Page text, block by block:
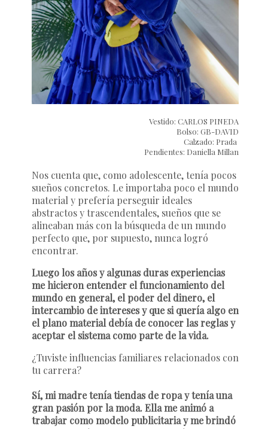
Vestido: CARLOS PINEDA
Bolso: GB-DAVID
Calzado: Prada
Pendientes: Daniella Millan
Nos cuenta que, como adolescente, tenía pocos
sueños concretos. Le importaba poco el mundo
material y prefería perseguir ideales
abstractos y trascendentales, sueños que se
alineaban más con la búsqueda de un mundo
perfecto que, por supuesto, nunca logró
encontrar.
Luego los años y algunas duras experiencias
me hicieron entender el funcionamiento del
mundo en general, el poder del dinero, el
intercambio de intereses y que si quería algo en
el plano material debía de conocer las reglas y
aceptar el sistema como parte de la vida.
¿Tuviste influencias familiares relacionados con
tu carrera?
Sí, mi madre tenía tiendas de ropa y tenía una
gran pasión por la moda. Ella me animó a
trabajar como modelo publicitaria y me brindó